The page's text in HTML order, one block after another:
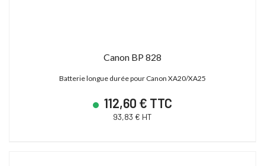
Canon BP 828
Batterie longue durée pour Canon XA20/XA25
112,60 € TTC
93,83 € HT